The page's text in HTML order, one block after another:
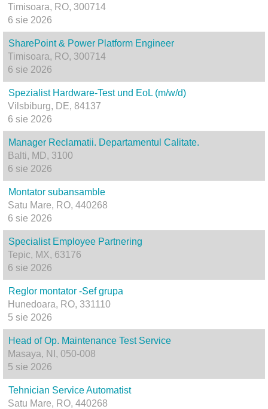
Timisoara, RO, 300714
6 sie 2026
SharePoint & Power Platform Engineer
Timisoara, RO, 300714
6 sie 2026
Spezialist Hardware-Test und EoL (m/w/d)
Vilsbiburg, DE, 84137
6 sie 2026
Manager Reclamatii. Departamentul Calitate.
Balti, MD, 3100
6 sie 2026
Montator subansamble
Satu Mare, RO, 440268
6 sie 2026
Specialist Employee Partnering
Tepic, MX, 63176
6 sie 2026
Reglor montator -Sef grupa
Hunedoara, RO, 331110
5 sie 2026
Head of Op. Maintenance Test Service
Masaya, NI, 050-008
5 sie 2026
Tehnician Service Automatist
Satu Mare, RO, 440268